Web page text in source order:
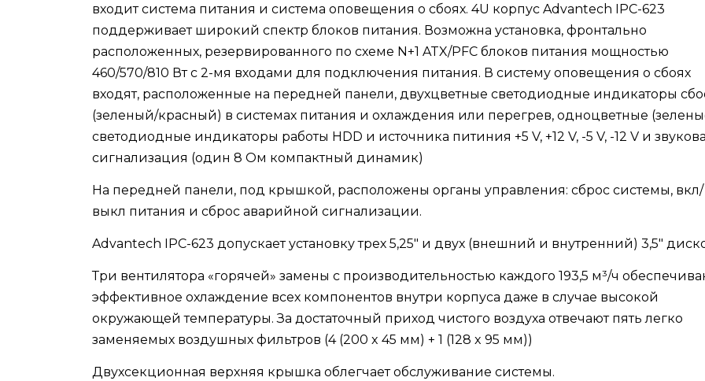
входит система питания и система оповещения о сбоях. 4U корпус Advantech IPC-623
поддерживает широкий спектр блоков питания. Возможна установка, фронтально
расположенных, резервированного по схеме N+1 ATX/PFC блоков питания мощностью
460/570/810 Вт с 2-мя входами для подключения питания. В систему оповещения о сбоях
входят, расположенные на передней панели, двухцветные светодиодные индикаторы
(зеленый/красный) в системах питания и охлаждения или перегрев, одноцветные
светодиодные индикаторы работы HDD и источника питиния +5 V, +12 V, -5 V, -12 V и
сигнализация (один 8 Ом компактный динамик)
На передней панели, под крышкой, расположены органы управления: сброс системы, вкл/
выкл питания и сброс аварийной сигнализации.
Advantech IPC-623 допускает установку трех 5,25" и двух (внешний и внутренний) 3,5"
Три вентилятора «горячей» замены с производительностью каждого 193,5 м³/ч
эффективное охлаждение всех компонентов внутри корпуса даже в случае высокой
окружающей температуры. За достаточный приход чистого воздуха отвечают пять легко
заменяемых воздушных фильтров (4 (200 x 45 мм) + 1 (128 x 95 мм))
Двухсекционная верхняя крышка облегчает обслуживание системы.